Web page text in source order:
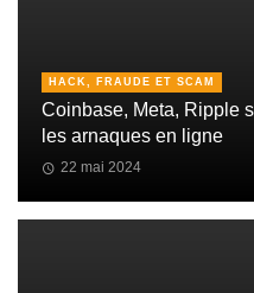
HACK, FRAUDE ET SCAM
Coinbase, Meta, Ripple
les arnaques en ligne
22 mai 2024